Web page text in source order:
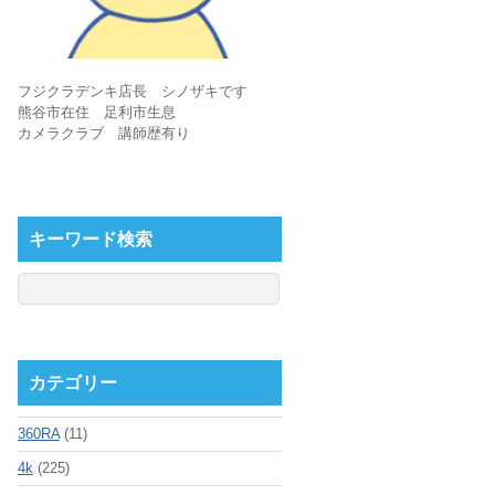
フジクラデンキ店長 シノザキです
熊谷市在住 足利市生息
カメラクラブ 講師歴有り
キーワード検索
カテゴリー
360RA(11)
4k (225)